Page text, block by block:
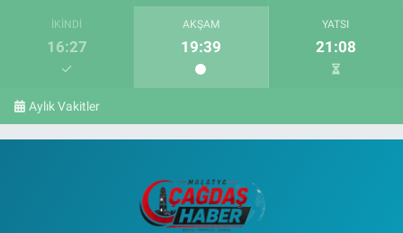
İKINDI
16:27
AKŞAM
19:39
YATSI
21:08
Aylık Vakitler